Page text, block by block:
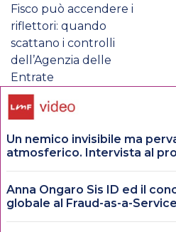
Fisco può accendere i
riflettori: quando
scattano i controlli
dell’Agenzia delle
Entrate
Un nemico invisibile ma
atmosferico. Intervista al
Anna Ongaro Sis ID ed il
globale al Fraud-as-a-